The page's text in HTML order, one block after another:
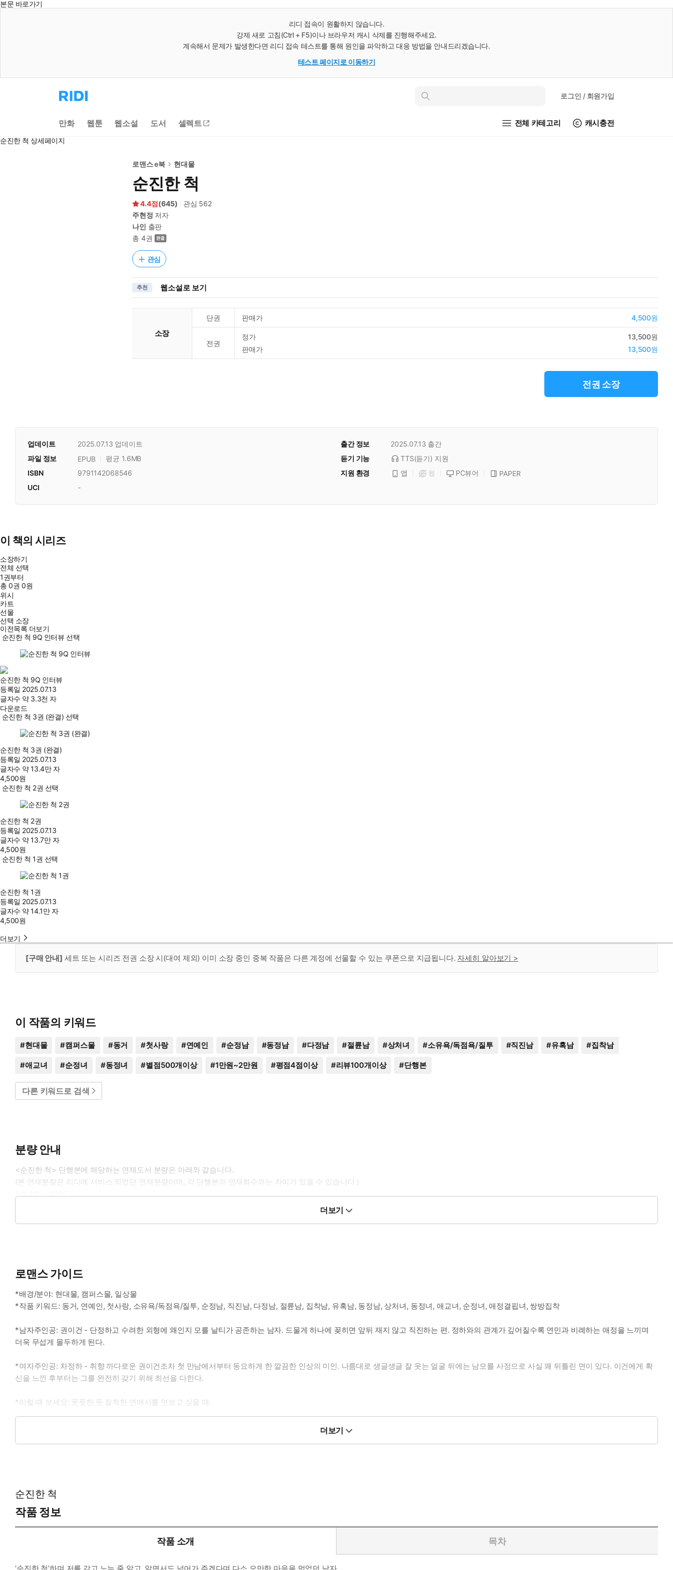
본문 바로가기
리디 접속이 원활하지 않습니다.
강제 새로 고침(Ctrl + F5)이나 브라우저 캐시 삭제를 진행해주세요.
계속해서 문제가 발생한다면 리디 접속 테스트를 통해 원인을 파악하고 대응 방법을 안내드리겠습니다.
테스트 페이지로 이동하기
리
디
으
로
동
인
로그인 / 회원가입
만화 웹툰 웹소설 도서 셀렉트 전체 카테고리 캐시충전
순진한 척 상세페이지
로맨스 e북 현대물
순진한 척
4.4 (645) 관심 562
주현정 저자
나인 출판
총 4권
관심
추천 웹소설로 보기
소장
단권 판매가 4,500원
전권
정가
13,500원
판매가
13,500원
전권 소장
업데이트 2025.07.13 업데이트 출간 정보 2025.07.13 출간
듣기 기능
TTS(듣기) 지원
파일 정보 EPUB
평균 1.6MB
지원 환경
앱 웹 PC뷰어 PAPER
ISBN
9791142068546
UCI
-
이 책의 시리즈
소장하기
전체 선택
1권부터
총0권 0원
위시
카트
선물
선택 소장
이전목록 더보기
순진한 척 9Q 인터뷰 선택
순진한 척 9Q 인터뷰
등록일 2025.07.13
글자수 약 3.3천 자
다운로드
순진한 척 3권 (완결) 선택
순진한 척 3권 (완결)
등록일 2025.07.13
글자수 약 13.4만 자
4,500원
순진한 척 2권 선택
순진한 척 2권
등록일 2025.07.13
글자수 약 13.7만 자
4,500원
순진한 척 1권 선택
순진한 척 1권
등록일 2025.07.13
글자수 약 14.1만 자
4,500원
더보기
[구매 안내] 세트 또는 시리즈 전권 소장 시(대여 제외) 이미 소장 중인 중복 작품은 다른 계정에 선물할 수 있는 쿠폰으로 지급됩니다. 자세히 알아보기 >
이 작품의 키워드
#현대물 #캠퍼스물 #동거 #첫사랑 #연예인 #순정남 #동정남 #다정남 #절륜남 #상처녀 #소유욕/독점욕/질투 #직진남 #유혹남 #집착남
#애교녀 #순정녀 #동정녀 #별점500개이상 #1만원~2만원 #평점4점이상 #리뷰100개이상 #단행본
다른 키워드로 검색
분량 안내
<순진한 척> 단행본에 해당하는 연재도서 분량은 아래와 같습니다.
(본 연재분량은 리디에 서비스 되었던 연재분량이며, 각 단행본의 연재화수와는 차이가 있을 수 있습니다.)
1권: 1화 ~ 40화
더보기
로맨스 가이드
*배경/분야: 현대물, 캠퍼스물, 일상물
*작품 키워드: 동거, 연예인, 첫사랑, 소유욕/독점욕/질투, 순정남, 직진남, 다정남, 절륜남, 집착남, 유혹남, 동정남, 상처녀, 동정녀, 애교녀, 순정녀, 애정결핍녀, 쌍방집착
*남자주인공: 권이건 - 단정하고 수려한 외형에 왜인지 모를 날티가 공존하는 남자. 드물게 하나에 꽂히면 앞뒤 재지 않고 직진하는 편. 정하와의 관계가 깊어질수록 연민과 비례하는 애정을 느끼며
더욱 무섭게 몰두하게 된다.
*여자주인공: 차정하 - 취향 까다로운 권이건조차 첫 만남에서부터 동요하게 한 깔끔한 인상의 미인. 나름대로 생글생글 잘 웃는 얼굴 뒤에는 남모를 사정으로 사실 꽤 뒤틀린 면이 있다. 이건에게 확
신을 느낀 후부터는 그를 완전히 갖기 위해 최선을 다한다.
*이럴 때 보세요: 풋풋한 듯 질척한 연애사를 엿보고 싶을 때.
더보기
순진한 척
작품 정보
작품 소개 목차